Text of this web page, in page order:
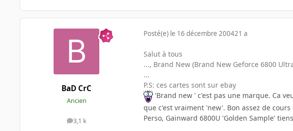
BaD CrC
Ancien
3,1 k
messages
Posté(e) le 16 décembre 200421 a
Salut à tous
..., Brand New (Brand New Geforce 6800
...
P.S: ces cartes sont sur ebay
'Brand new ' c'est pas une marque. Ca
que c'est vraiment 'new'. Bon assez de
Perso, Gainward 6800U 'Golden Sample'